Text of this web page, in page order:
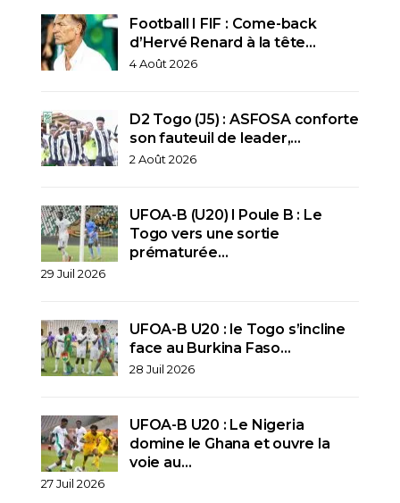
Football I FIF : Come-back
d’Hervé Renard à la tête…
4 Août 2026
D2 Togo (J5) : ASFOSA conforte
son fauteuil de leader,…
2 Août 2026
UFOA-B (U20) l Poule B : Le
Togo vers une sortie
prématurée…
29 Juil 2026
UFOA-B U20 : le Togo s’incline
face au Burkina Faso…
28 Juil 2026
UFOA-B U20 : Le Nigeria
domine le Ghana et ouvre la
voie au…
27 Juil 2026